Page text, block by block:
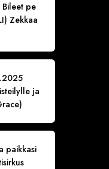
Bileet pe
Zekkaa
ja
paikkasi